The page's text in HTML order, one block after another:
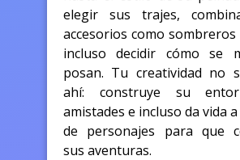
elegir sus trajes,
accesorios como sombreros
incluso decidir cómo se
posan. Tu creatividad no
ahí: construye su
amistades e incluso da vida
de personajes para que
sus aventuras.